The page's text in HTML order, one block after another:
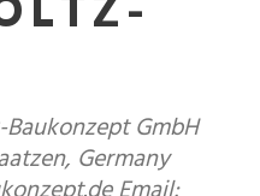
GmbH
Germany